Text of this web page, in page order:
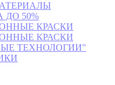
50%
КРАСКИ
КРАСКИ
ТЕХНОЛОГИИ"